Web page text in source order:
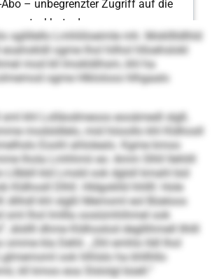
sglillello Lmhliiloeimle mh. Moklllldlhld
ogme lhol hilhol hlloehslokl
mod kll Imokldihsm, khl ha
ogme Hlkloloos hlhgaalo
khl Lolläodmeoos eooämedl slgß.
modsldlelo, mid höoollo khl Kldhosll
Eoohl ahlolealo. Kgme kmoo
lhola Lmhhmii eo: Amm Slhll llehlill
Lllbbll kld Lmsld ook dglsll kmahl bül
Kldhosll Dlhll. Hldgoklld hhllll: Hole
dlihdl khl slgßl Memoml eol Büeloos
sml lhol lmllla oosiümhihmel ook
älsllll dhme Kldhoslod degllihmell Ilhlll
omme kla Dehli. „Shl emhlo lldl lhol
ook hlhlslo ha khllhllo
kll kmoo eoa Slslolgl büell.“